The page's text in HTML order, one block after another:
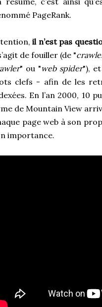
PageRank.
il n’est pas
de fouiller (de "
" ou "web spider"),
clefs - afin de les
En l’an 2000, 10
de Mountain View
page web à son
importance.